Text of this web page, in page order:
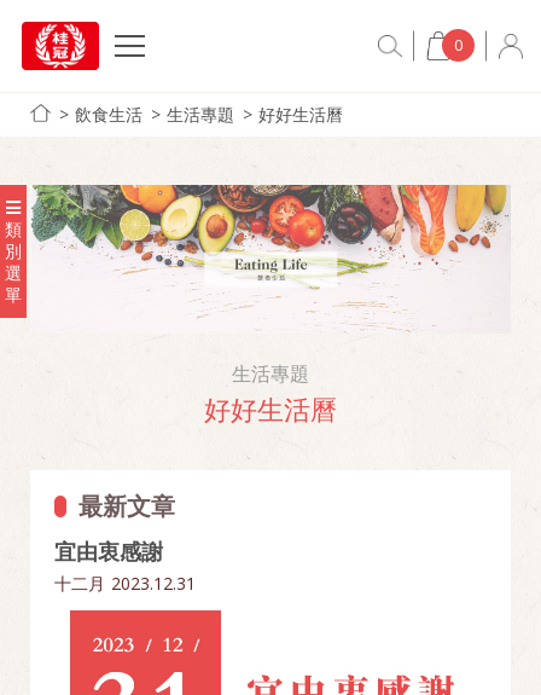
0
飲食生活 生活專題 好好生活曆
類
別
選
單
生活專題
好好生活曆
最新文章
宜由衷感謝
十二月 2023.12.31